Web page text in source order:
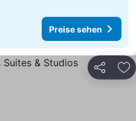
Preise sehen
Teilen